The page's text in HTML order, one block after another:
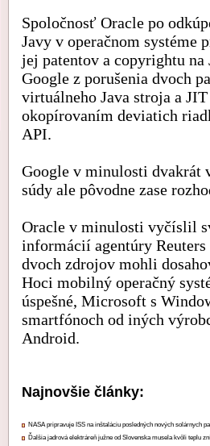
Spoločnosť Oracle po
Javy v operačnom systéme
jej patentov a copyrightu
Google z porušenia dvoch
virtuálneho Java stroja a
okopírovaním deviatich
API.
Google v minulosti dvakrát
súdy ale pôvodne zase
Oracle v minulosti vyčíslil
informácií agentúry
dvoch zdrojov mohli
Hoci mobilný operačný
úspešné, Microsoft s
smartfónoch od iných
Android.
Najnovšie články:
NASA pripravuje ISS na inštaláciu posledných nových solárnych
Ďalšia jadrová elektráreň južne od Slovenska musela kvôli teplu